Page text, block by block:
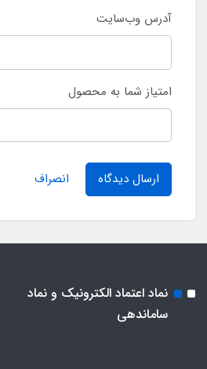
آدرس وب‌سایت
امتیاز شما به محصول
ارسال دیدگاه انصراف
نماد اعتماد الکترونیک و نماد
ساماندهی